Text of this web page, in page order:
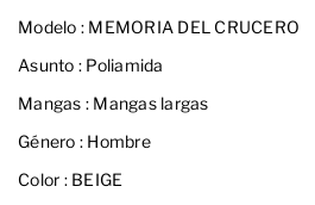
Modelo : MEMORIA DEL CRUCERO
Asunto : Poliamida
Mangas : Mangas largas
Género : Hombre
Color :BEIGE